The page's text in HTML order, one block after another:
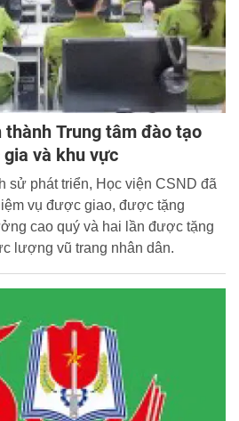
thành Trung tâm đào tạo
và khu vực
sử phát triển, Học viện CSND đã
vụ được giao, được tặng
cao quý và hai lần được tặng
lượng vũ trang nhân dân.